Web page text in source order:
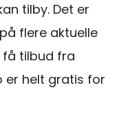
tilby. Det er
flere aktuelle
få tilbud fra
er helt gratis for